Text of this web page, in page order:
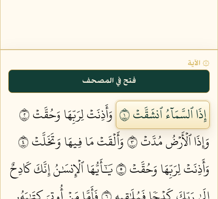
۞ الآية
فتح في المصحف
إِذَا ٱلسَّمَآءُ ٱنشَقَّتۡ ١
وَأَذِنَتۡ لِرَبِّهَا وَحُقَّتۡ ٢
وَإِذَا ٱلۡأَرۡضُ مُدَّتۡ ٣
وَأَلۡقَتۡ مَا فِيهَا وَتَخَلَّتۡ ٤
وَأَذِنَتۡ لِرَبِّهَا وَحُقَّتۡ ٥
يَٰٓأَيُّهَا ٱلۡإِنسَٰنُ إِنَّكَ كَادِحٌ